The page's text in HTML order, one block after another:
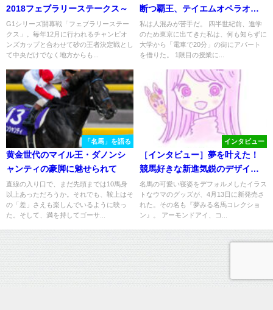
2018フェブラリーステークス～
G1シリーズ開幕戦「フェブラリーステー
クス」。毎年12月に行われるチャンピオ
ンズカップと合わせて砂の王者決定戦とし
て中央だけでなく地方からも...
断つ覇王、テイエムオペラオー -
2000年有馬記念
私は人混みが苦手だ。 四半世紀前、進学
のため東京に出てきた私は、何も知らずに
大学から「電車で20分」の街にアパート
を借りた。 1限目の授業に...
「名馬」を語る
黄金世代のマイル王・ダノンシ
ャンティの豪脚に魅せられて
直線の入り口で、まだ先頭までは10馬身
以上あっただろうか。それでも、鞍上はそ
の「差」さえも楽しんでいるように映っ
た。そして、満を持してゴーサ...
インタビュー
［インタビュー］夢を叶えた！
競馬好きな新進気鋭のデザイナ
ーfuuさんに直撃インタビュー！
名馬の可愛い寝姿をデフォルメしたイラス
トなウマのグッズが、4月13日に新発売さ
れた。その名も『夢みる名馬コレクショ
ン』。 アーモンドアイ、コ...